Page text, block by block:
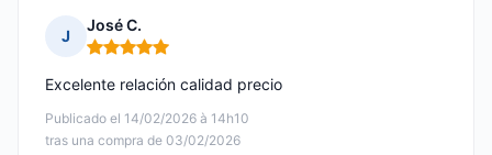
J
José C.
Nota: 5 de 5
Publicado el 14/02/2026 à 14h10
tras una compra de 03/02/2026
Excelente relación calidad precio